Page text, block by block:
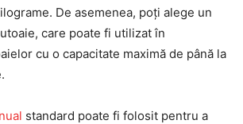
De asemenea, poți alege un
care poate fi utilizat în
cu o capacitate maximă de până la
standard poate fi folosit pentru a